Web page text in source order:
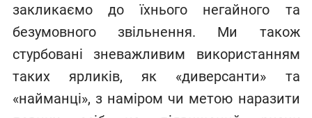
закликаємо до їхнього негайного та
безумовного звільнення. Ми також
стурбовані зневажливим використанням
таких ярликів, як «диверсанти» та
«найманці», з наміром чи метою наразити